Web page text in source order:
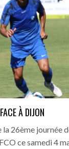
À DIJON
26ème journée
ce samedi 4